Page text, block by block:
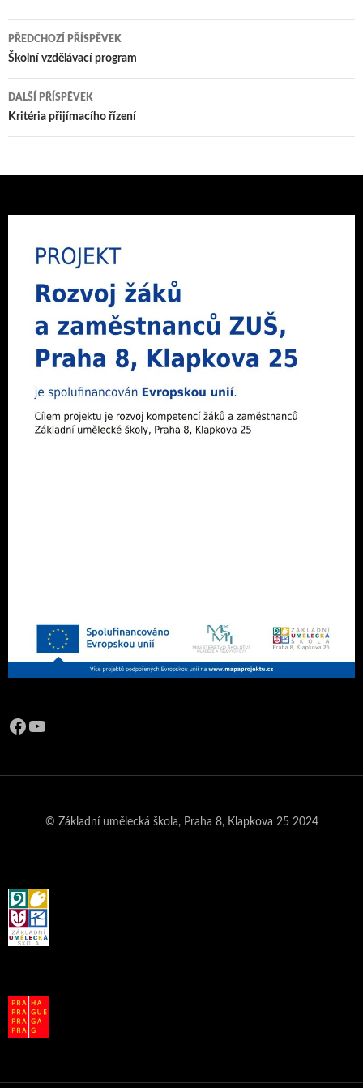
Navigace
pro
příspěvky
PŘEDCHOZÍ PŘÍSPĚVEK
Školní vzdělávací program
DALŠÍ PŘÍSPĚVEK
Kritéria přijímacího řízení
Facebook
YouTube
© Základní umělecká škola, Praha 8, Klapkova 25 2024